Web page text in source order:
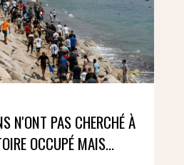
N'ONT PAS CHERCHÉ À
OCCUPÉ MAIS...